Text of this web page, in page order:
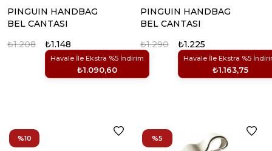
PINGUIN HANDBAG
BEL CANTASI
₺1.148
Havale İle Ekstra %5 İndirim
₺1.090,60
₺1.208
PINGUIN HANDBAG
BEL CANTASI
₺1.225
Havale İle Ekstra %5
₺1.163,75
₺1.290
%10 %5